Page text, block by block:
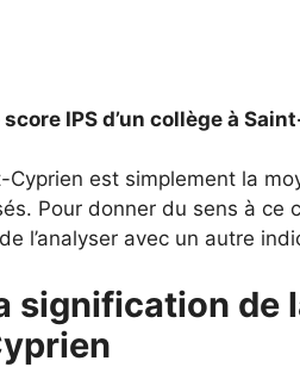
IPS d’un collège à
Cyprien est simplement la
Pour donner du sens à
l’analyser avec un autre
signification de